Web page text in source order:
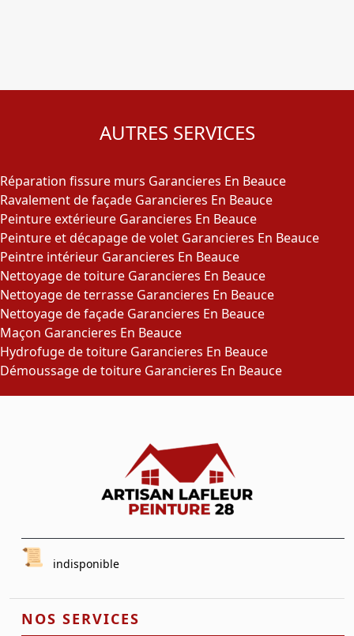
AUTRES SERVICES
Réparation fissure murs Garancieres En Beauce
Ravalement de façade Garancieres En Beauce
Peinture extérieure Garancieres En Beauce
Peinture et décapage de volet Garancieres En Beauce
Peintre intérieur Garancieres En Beauce
Nettoyage de toiture Garancieres En Beauce
Nettoyage de terrasse Garancieres En Beauce
Nettoyage de façade Garancieres En Beauce
Maçon Garancieres En Beauce
Hydrofuge de toiture Garancieres En Beauce
Démoussage de toiture Garancieres En Beauce
indisponible
NOS SERVICES